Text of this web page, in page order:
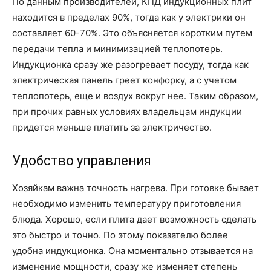
находится в пределах 90%, тогда как у электрики он
составляет 60-70%. Это объясняется коротким путем
передачи тепла и минимизацией теплопотерь.
Индукционка сразу же разогревает посуду, тогда как
электрическая панель греет конфорку, а с учетом
теплопотерь, еще и воздух вокруг нее. Таким образом,
при прочих равных условиях владельцам индукции
придется меньше платить за электричество.
Удобство управления
Хозяйкам важна точность нагрева. При готовке бывает
необходимо изменить температуру приготовления
блюда. Хорошо, если плита дает возможность сделать
это быстро и точно. По этому показателю более
удобна индукционка. Она моментально отзывается на
изменение мощности, сразу же изменяет степень